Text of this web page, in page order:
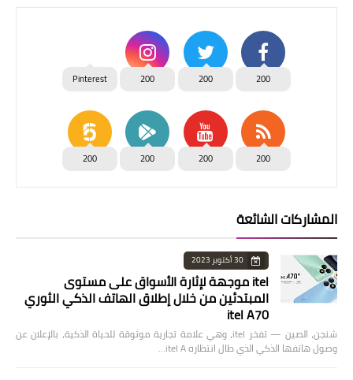
200
200
200
Pinterest
200
200
200
200
المشاركات الشائعة
30 أكتوبر 2023
itel موجهة لإثارة الأسواق على مستوى
المبتدئين من خلال إطلاق الهاتف الذكي الثوري
itel A70
شنجن، الصين — تفخر itel، وهي علامة تجارية موثوقة للحياة الذكية، بالإعلان عن
وصول هاتفها الذكي الذي طال انتظاره itel A…